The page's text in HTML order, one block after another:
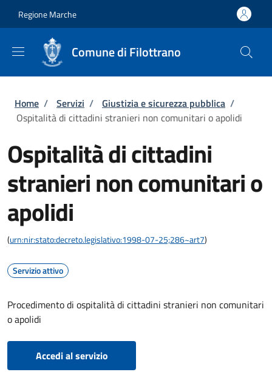
Regione Marche
Comune di Filottrano
Briciole di pane
Home / Servizi / Giustizia e sicurezza pubblica /
Ospitalità di cittadini stranieri non comunitari o apolidi
Ospitalità di cittadini
stranieri non comunitari o
apolidi
(urn:nir:stato:decreto.legislativo:1998-07-25;286~art7)
Servizio attivo
Procedimento di ospitalità di cittadini stranieri non comunitari
o apolidi
Accedi al servizio